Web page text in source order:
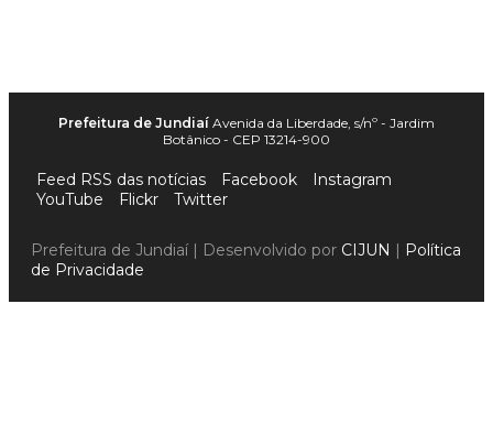
Prefeitura de Jundiaí Avenida da Liberdade, s/nº - Jardim
Botânico - CEP 13214-900
Feed RSS das notícias Facebook
Instagram
YouTube
Flickr Twitter
Prefeitura de Jundiaí | Desenvolvido por CIJUN
Política
de Privacidade